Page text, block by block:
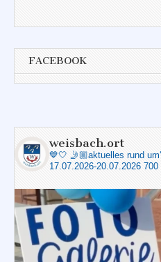
FACEBOOK
weisbach.ort
💙🤍 🤳🏼aktuelles rund
17.07.2026-20.07.2026